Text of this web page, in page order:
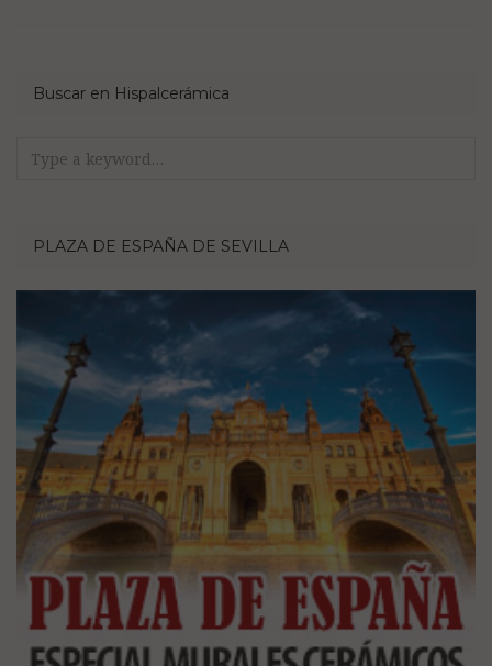
Buscar en Hispalcerámica
Search
PLAZA DE ESPAÑA DE SEVILLA